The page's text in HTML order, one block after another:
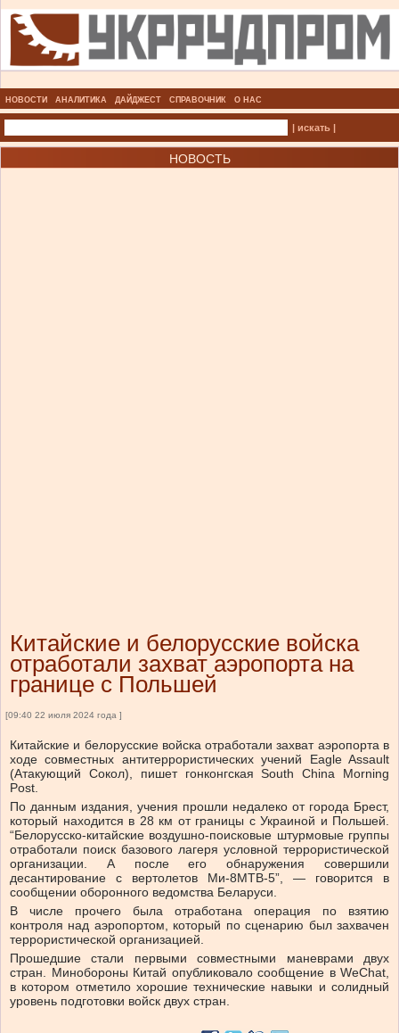
НОВОСТИ АНАЛИТИКА ДАЙДЖЕСТ СПРАВОЧНИК О НАС
| искать |
НОВОСТЬ
Китайские и белорусские войска
отработали захват аэропорта на
границе с Польшей
[09:40 22 июля 2024 года ]
Китайские и белорусские войска отработали захват аэропорта в
ходе совместных антитеррористических учений Eagle Assault
(Атакующий Сокол), пишет гонконгская South China Morning
Post.
По данным издания, учения прошли недалеко от города Брест,
который находится в 28 км от границы с Украиной и Польшей.
“Белорусско-китайские воздушно-поисковые штурмовые группы
отработали поиск базового лагеря условной террористической
организации. А после его обнаружения совершили
десантирование с вертолетов Ми-8МТВ-5”, — говорится в
сообщении оборонного ведомства Беларуси.
В числе прочего была отработана операция по взятию
контроля над аэропортом, который по сценарию был захвачен
террористической организацией.
Прошедшие стали первыми совместными маневрами двух
стран. Минобороны Китай опубликовало сообщение в WeChat,
в котором отметило хорошие технические навыки и солидный
уровень подготовки войск двух стран.